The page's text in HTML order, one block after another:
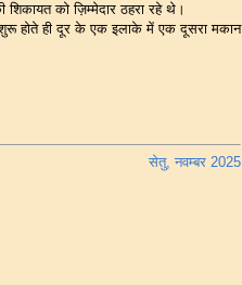
को ज़िम्मेदार ठहरा रहे थे।
शुरू होते ही दूर के एक इलाके में एक दूसरा मकान
सेतु, नवम्बर 2025